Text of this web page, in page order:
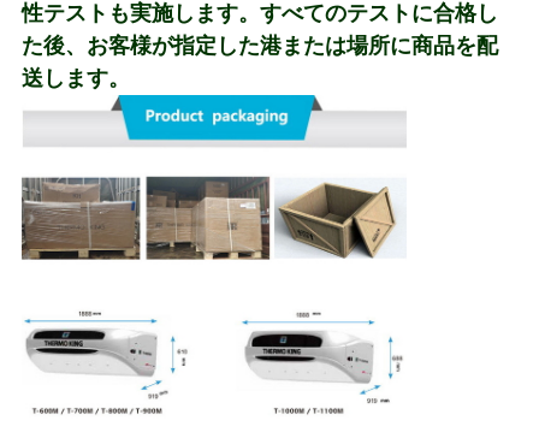
性テストも実施します。すべてのテストに合格し
た後、お客様が指定した港または場所に商品を配
送します。